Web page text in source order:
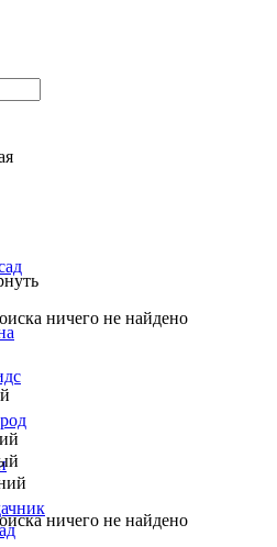
ничего не найдено
ничего не найдено